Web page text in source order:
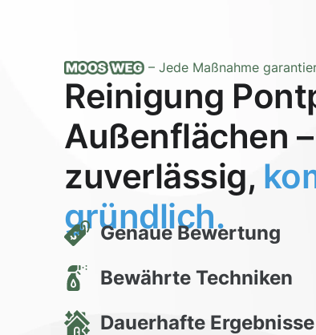
– Jede Maßnahme
Reinigung
Außenflächen
zuverlässig,
gründlich.
Genaue Bewertung
Bewährte Techniken
Dauerhafte Ergebnisse